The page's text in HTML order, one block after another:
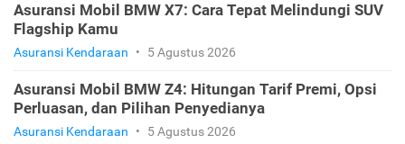
Asuransi Mobil BMW X7: Cara Tepat Melindungi SUV
Flagship Kamu
Asuransi Kendaraan • 5 Agustus 2026
Asuransi Mobil BMW Z4: Hitungan Tarif Premi, Opsi
Perluasan, dan Pilihan Penyedianya
Asuransi Kendaraan • 5 Agustus 2026